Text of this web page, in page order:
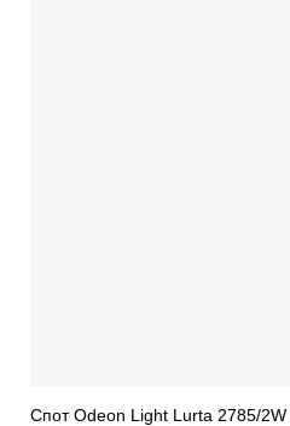
Спот Odeon Light Lurta 2785/2W